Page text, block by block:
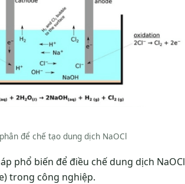
để chế tạo dung dịch NaOCl
phổ biến để điều chế dung dịch NaOCl
trong công nghiệp.